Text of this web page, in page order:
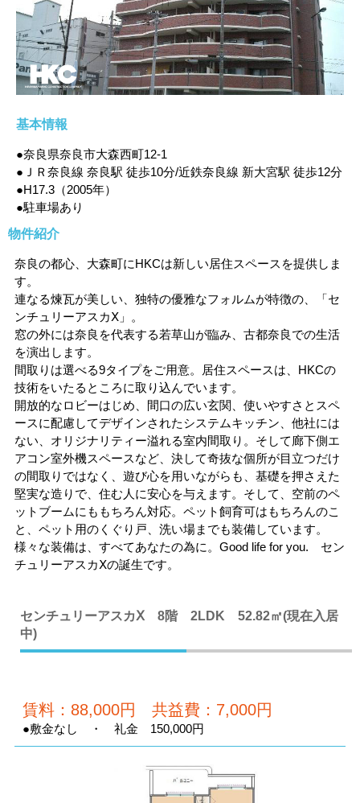
基本情報
●奈良県奈良市大森西町12-1
●ＪＲ奈良線 奈良駅 徒歩10分/近鉄奈良線 新大宮駅 徒歩12分
●H17.3（2005年）
●駐車場あり
物件紹介
奈良の都心、大森町にHKCは新しい居住スペースを提供しま
す。
連なる煉瓦が美しい、独特の優雅なフォルムが特徴の、「セ
ンチュリーアスカⅩ」。
窓の外には奈良を代表する若草山が臨み、古都奈良での生活
を演出します。
間取りは選べる9タイプをご用意。居住スペースは、HKCの
技術をいたるところに取り込んでいます。
開放的なロビーはじめ、間口の広い玄関、使いやすさとスペ
ースに配慮してデザインされたシステムキッチン、他社には
ない、オリジナリティー溢れる室内間取り。そして廊下側エ
アコン室外機スペースなど、決して奇抜な個所が目立つだけ
の間取りではなく、遊び心を用いながらも、基礎を押さえた
堅実な造りで、住む人に安心を与えます。そして、空前のペ
ットブームにももちろん対応。ペット飼育可はもちろんのこ
と、ペット用のくぐり戸、洗い場までも装備しています。
様々な装備は、すべてあなたの為に。Good life for you. セン
チュリーアスカⅩの誕生です。
センチュリーアスカⅩ 8階 2LDK 52.82㎡(現在入居
中)
賃料：88,000円 共益費：7,000円
●敷金なし ・ 礼金 150,000円